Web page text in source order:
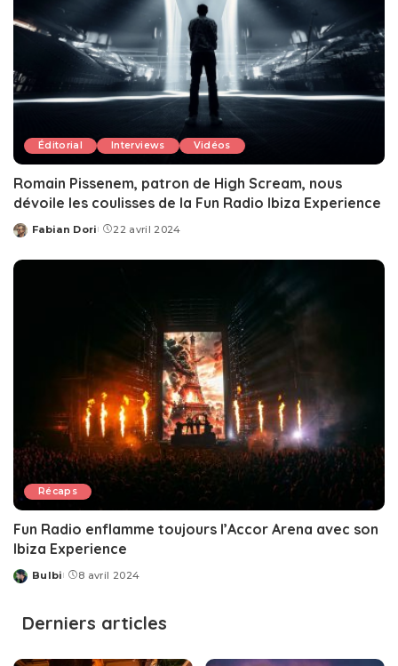
Éditorial Interviews Vidéos
Romain Pissenem, patron de High Scream, nous
dévoile les coulisses de la Fun Radio Ibiza Experience
Posted
Fabian Dori 22 avril 2024
Récaps
Fun Radio enflamme toujours l’Accor Arena avec son
Ibiza Experience
Posted
Bulbi 8 avril 2024
Derniers articles